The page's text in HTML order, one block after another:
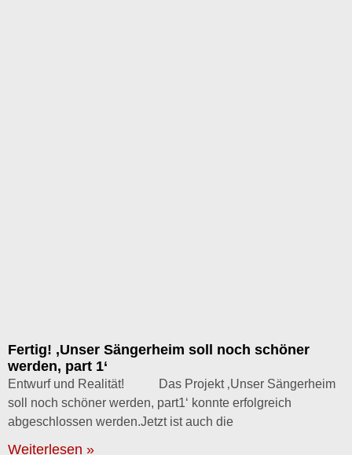
Fertig! ‚Unser Sängerheim soll noch schöner
werden, part 1‘
Entwurf und Realität! Das Projekt ‚Unser Sängerheim
soll noch schöner werden, part1‘ konnte erfolgreich
abgeschlossen werden.Jetzt ist auch die
Weiterlesen »